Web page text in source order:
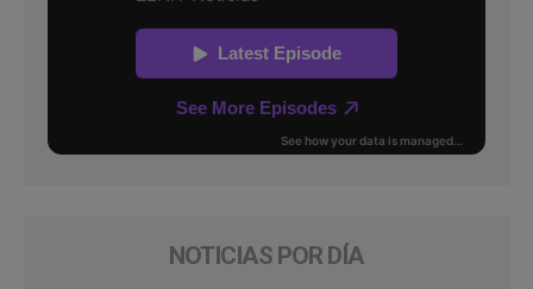
NOTICIAS POR DÍA